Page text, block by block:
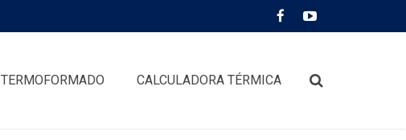
TERMOFORMADO CALCULADORA TÉRMICA